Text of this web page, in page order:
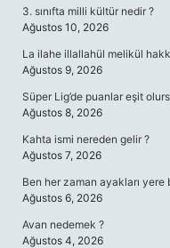
3. sınıfta milli kültür nedir ?
Ağustos 10, 2026
La ilahe illallahül melikül
Ağustos 9, 2026
Süper Lig’de puanlar eşit
Ağustos 8, 2026
Kahta ismi nereden gelir ?
Ağustos 7, 2026
Ben her zaman ayakları
Ağustos 6, 2026
Avan nedemek ?
Ağustos 4, 2026